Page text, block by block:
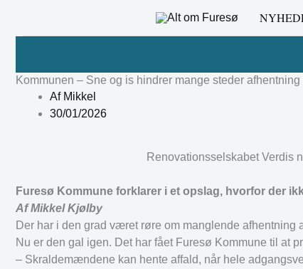
Kommunen – Sne og is hindrer mange steder afhentning
AfMikkel
30/01/2026
Renovationsselskabet Verdis
Furesø Kommune forklarer i et opslag, hvorfor der
Af Mikkel Kjølby
Der har i den grad været røre om manglende afhentning
Nu er den gal igen. Det har fået Furesø Kommune til at
– Skraldemændene kan hente affald, når hele